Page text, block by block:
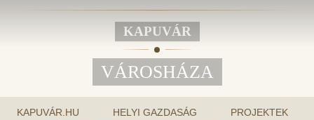
KAPUVÁR
VÁROSHÁZA
KAPUVÁR.HU HELYI GAZDASÁG
PROJEKTEK